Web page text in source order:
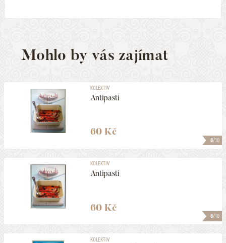
Mohlo by vás zajímat
8/10
KOLEKTIV
Antipasti
60 Kč
8/10
KOLEKTIV
Antipasti
60 Kč
KOLEKTIV